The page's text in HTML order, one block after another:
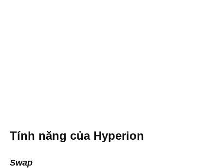
Tính năng của Hyperion
Swap